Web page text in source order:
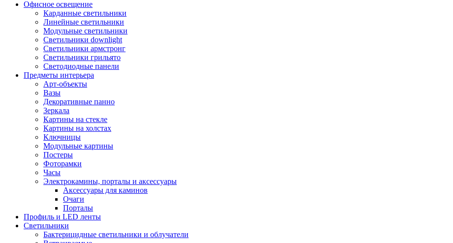
Офисное освещение
Карданные светильники
Линейные светильники
Модульные светильники
Светильники downlight
Светильники армстронг
Светильники грильято
Светодиодные панели
Предметы интерьера
Арт-объекты
Вазы
Декоративные панно
Зеркала
Картины на стекле
Картины на холстах
Ключницы
Модульные картины
Постеры
Фоторамки
Часы
Электрокамины, порталы и аксессуары
Аксессуары для каминов
Очаги
Порталы
Профиль и LED ленты
Светильники
Бактерицидные светильники и облучатели